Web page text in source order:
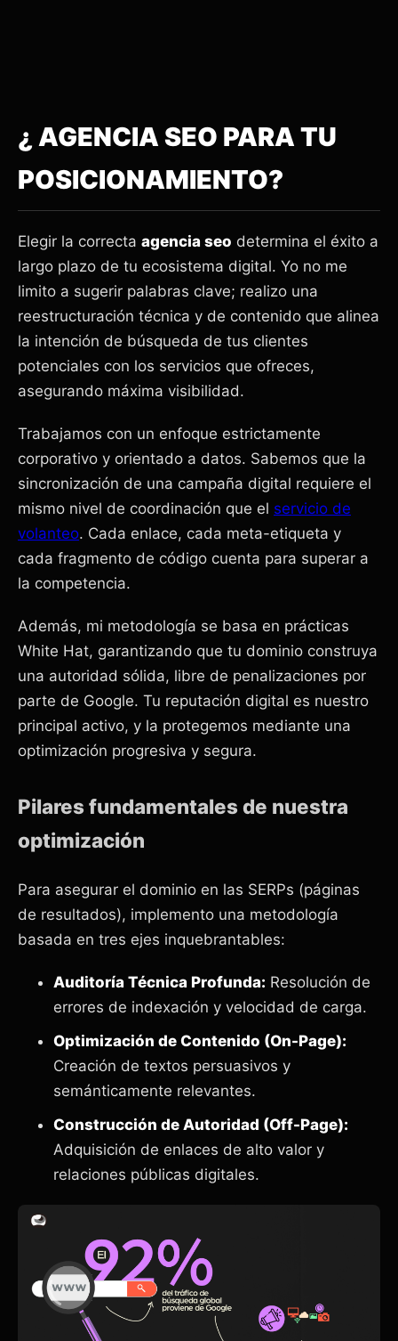
¿ AGENCIA SEO PARA TU
POSICIONAMIENTO?
Elegir la correcta agencia seo determina el éxito a
largo plazo de tu ecosistema digital. Yo no me
limito a sugerir palabras clave; realizo una
reestructuración técnica y de contenido que alinea
la intención de búsqueda de tus clientes
potenciales con los servicios que ofreces,
asegurando máxima visibilidad.
Trabajamos con un enfoque estrictamente
corporativo y orientado a datos. Sabemos que la
sincronización de una campaña digital requiere el
mismo nivel de coordinación que el servicio de
volanteo. Cada enlace, cada meta-etiqueta y
cada fragmento de código cuenta para superar a
la competencia.
Además, mi metodología se basa en prácticas
White Hat, garantizando que tu dominio construya
una autoridad sólida, libre de penalizaciones por
parte de Google. Tu reputación digital es nuestro
principal activo, y la protegemos mediante una
optimización progresiva y segura.
Pilares fundamentales de nuestra
optimización
Para asegurar el dominio en las SERPs (páginas
de resultados), implemento una metodología
basada en tres ejes inquebrantables:
Auditoría Técnica Profunda: Resolución de
errores de indexación y velocidad de carga.
Optimización de Contenido (On-Page):
Creación de textos persuasivos y
semánticamente relevantes.
Construcción de Autoridad (Off-Page):
Adquisición de enlaces de alto valor y
relaciones públicas digitales.